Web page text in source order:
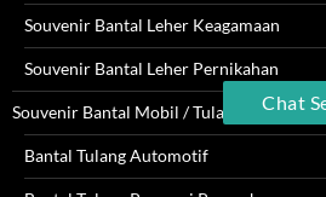
Souvenir Bantal Leher Keagamaan
Souvenir Bantal Leher Pernikahan
Souvenir Bantal Mobil / Tulang
Bantal Tulang Automotif
Chat